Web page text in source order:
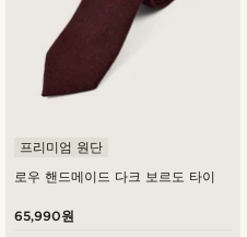
로우 핸드메이드 다크 보르도 타이
프리미엄 원단
65,990원